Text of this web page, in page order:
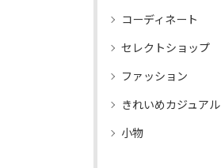
コーディネート
セレクトショップ
ファッション
きれいめカジュアル
小物